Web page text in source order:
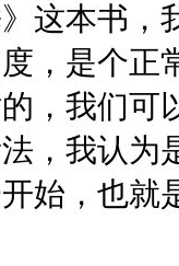
》这本书
，是个正
，我们可
，我认为
始，也就